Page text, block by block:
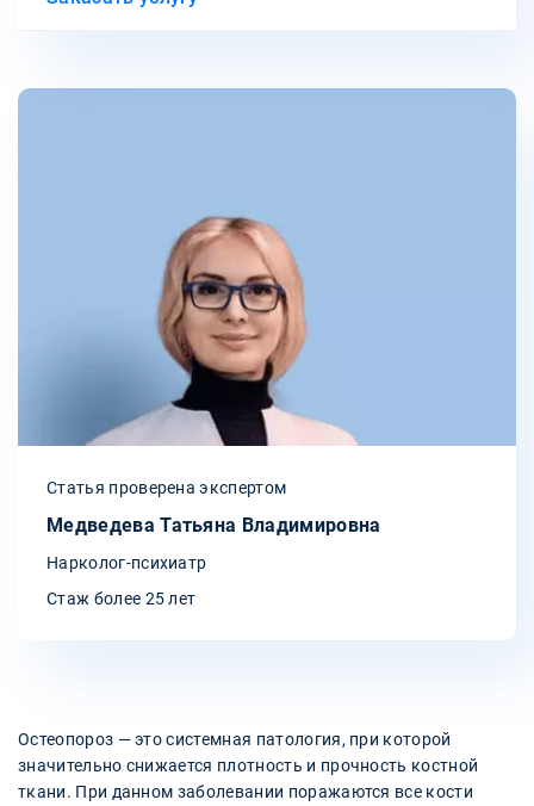
Статья проверена экспертом
Медведева Татьяна Владимировна
Нарколог-психиатр
Стаж более 25 лет
Остеопороз — это системная патология, при которой
значительно снижается плотность и прочность костной
ткани. При данном заболевании поражаются все кости